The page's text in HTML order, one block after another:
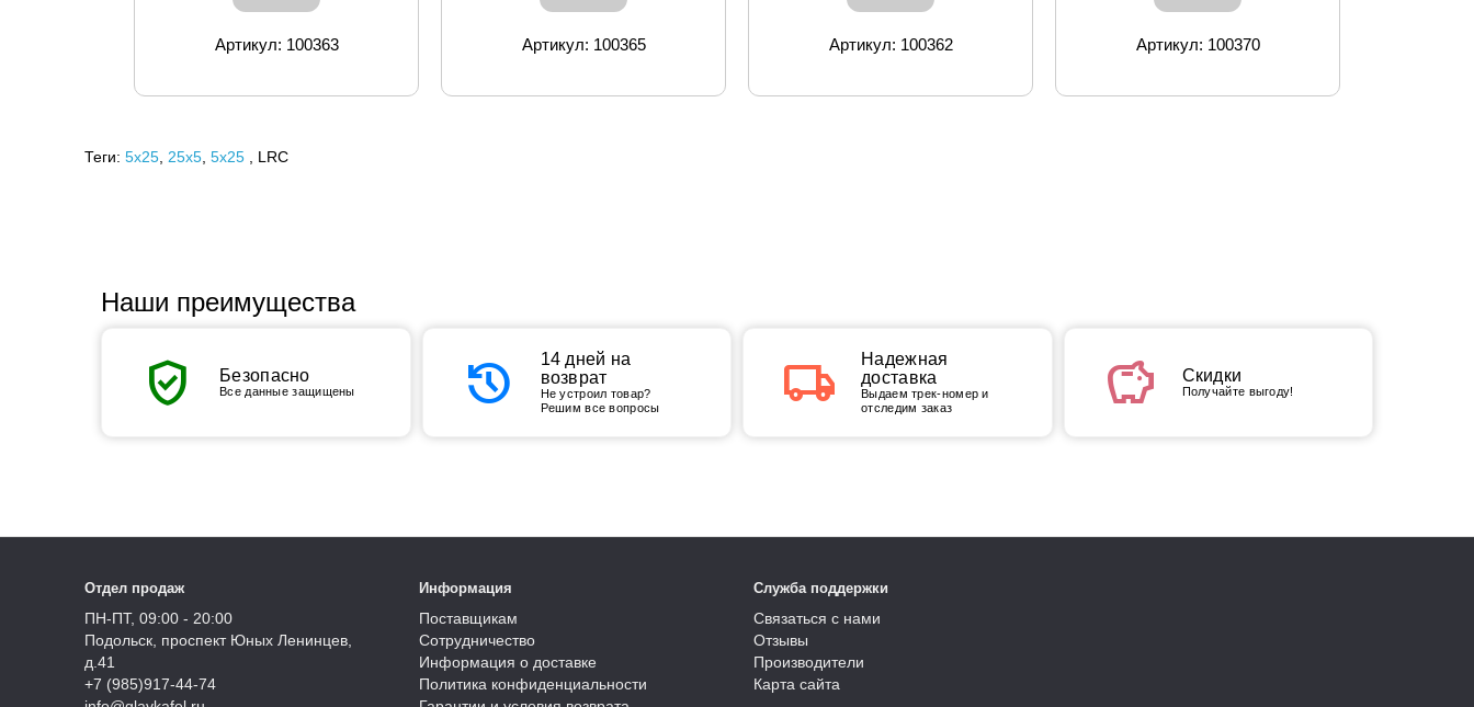
Артикул: 100363 Артикул: 100365 Артикул: 100362 Артикул: 100370
Теги: 5x25 25х5 5х25 , LRC
Наши преимущества
verified_user Безопасно
Все данные защищены history
14 дней на
возврат
Не устроил товар?
Решим все вопросы
local_shipping
Надежная
доставка
Выдаем трек-номер и
отследим заказ
savings Скидки
Получайте выгоду!
Отдел продаж
ПН-ПТ, 09:00 - 20:00
Подольск, проспект Юных Ленинцев,
д.41
+7 (985)917-44-74
Информация
Поставщикам
Сотрудничество
Информация о доставке
Политика конфиденциальности
Служба поддержки
Связаться с нами
Отзывы
Производители
Карта сайта